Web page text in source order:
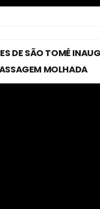
DE SÃO TOMÉ
MOLHADA